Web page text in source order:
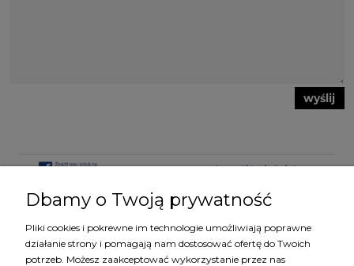
wyślij
KATEGORIE
Dbamy o Twoją prywatność
Pliki cookies i pokrewne im technologie umożliwiają poprawne
działanie strony i pomagają nam dostosować ofertę do Twoich
potrzeb. Możesz zaakceptować wykorzystanie przez nas